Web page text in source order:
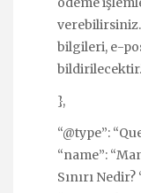
bilgileri, e-
},
“@type”:
“name”:
Sınırı Nedir?